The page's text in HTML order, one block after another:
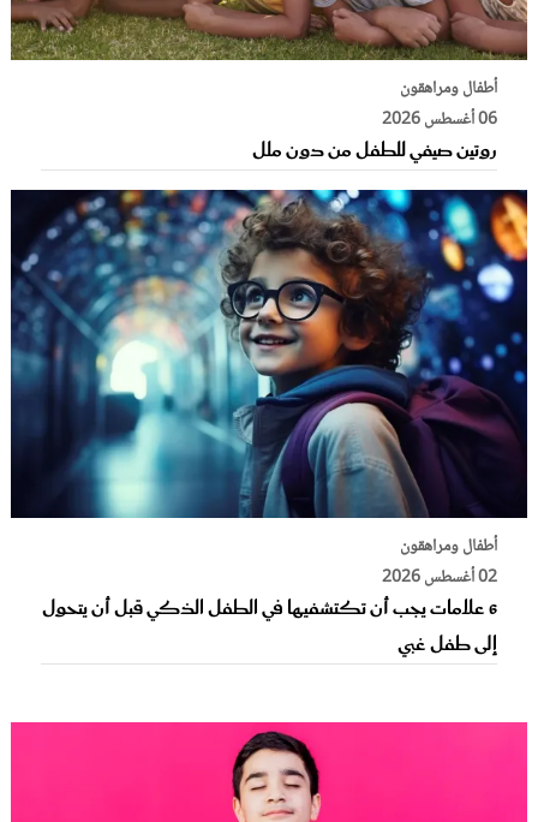
أطفال ومراهقون
06 أغسطس 2026
روتين صيفي للطفل من دون ملل
أطفال ومراهقون
02 أغسطس 2026
6 علامات يجب أن تكتشفيها في الطفل الذكي قبل أن يتحول
إلى طفل غبي